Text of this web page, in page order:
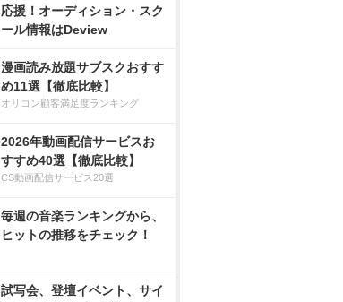
応援！オーディション・スク
ール情報はDeview
漫画読み放題サブスクおすす
め11選【徹底比較】
オリコン顧客満足度ランキング
2026年動画配信サービスお
すすめ40選【徹底比較】
CS動画配信サービス20選
毎週の音楽ランキングから、
ヒットの推移をチェック！
試写会、登壇イベント、サイ